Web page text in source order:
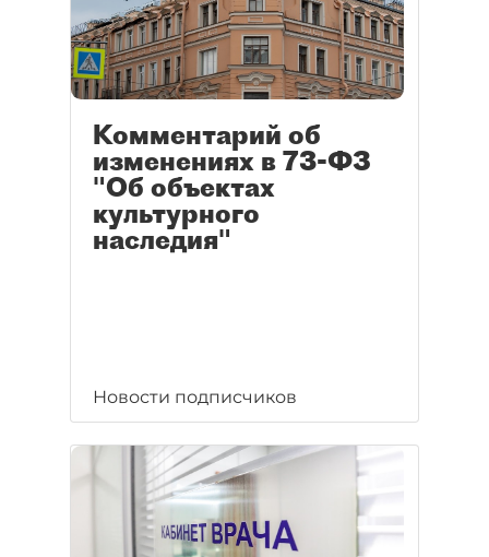
Комментарий об
изменениях в 73-ФЗ
"Об объектах
культурного
наследия"
Новости подписчиков